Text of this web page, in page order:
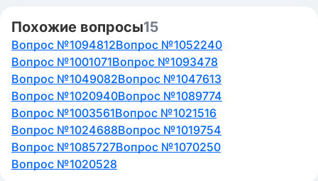
Похожие вопросы15
Вопрос №1094812Вопрос №1052240
Вопрос №1001071Вопрос №1093478
Вопрос №1049082Вопрос №1047613
Вопрос №1020940Вопрос №1089774
Вопрос №1003561Вопрос №1021516
Вопрос №1024688Вопрос №1019754
Вопрос №1085727Вопрос №1070250
Вопрос №1020528